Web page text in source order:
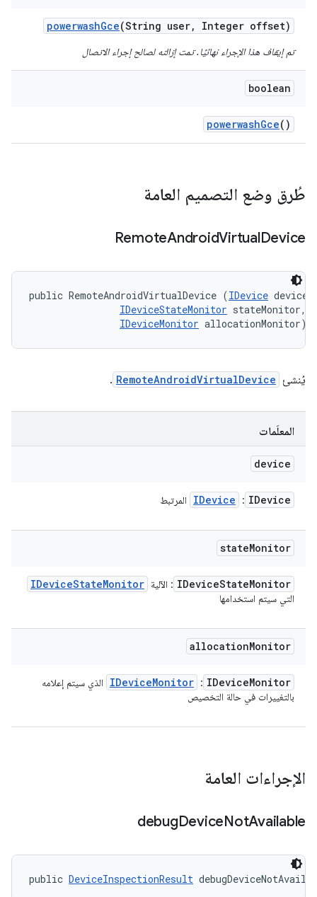
powerwashGce(String user, Integer offset)
تم إيقاف هذا الإجراء نهائيًا. تمت إزالته لصالح إجراء الاتصال
boolean
powerwashGce()
طُرق وضع التصميم العامة
RemoteAndroidVirtualDevice
public RemoteAndroidVirtualDevice (IDevice
IDeviceStateMonitor stateMonitor,
IDeviceMonitor allocationMonitor)
يُنشئ RemoteAndroidVirtualDevice
.
المعلَمات
device
IDevice
:
IDevice المرتبط
stateMonitor
IDeviceStateMonitor : الآلية IDeviceStateMonitor
التي سيتم استخدامها
allocationMonitor
IDeviceMonitor
:
IDeviceMonitor
الذي سيتم إعلامه
بالتغييرات في حالة التخصيص
الإجراءات العامة
debugDeviceNotAvailable
public DeviceInspectionResult